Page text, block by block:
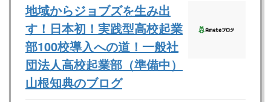
地域からジョブズを生み出
す！日本初！実践型高校起業
部100校導入への道！一般社
団法人高校起業部（準備中）
山根知典のブログ